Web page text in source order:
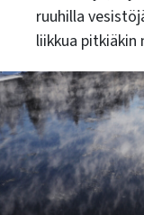
ruuhilla
liikkua pitkiäkin